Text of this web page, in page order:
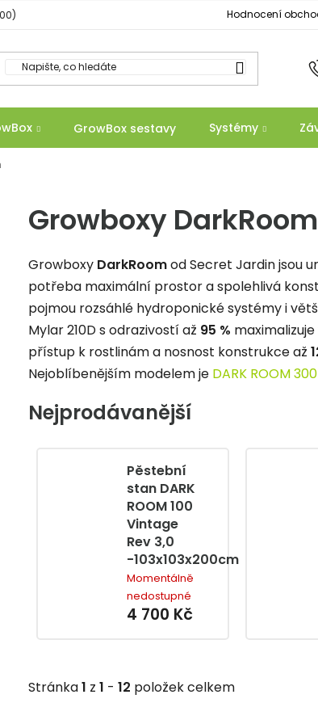
Hodnocení
GrowBox sestavy Systémy
Growboxy DarkRoom
Growboxy DarkRoomod Secret Jardin jsou
potřeba maximální prostor a spolehlivá
pojmou rozsáhlé hydroponické systémy i
Mylar 210D s odrazivostí až 95 %
přístup k rostlinám a nosnost konstrukce až
Nejoblíbenějším modelem je DARK ROOM
Nejprodávanější
Pěstební
stan DARK
ROOM 100
Vintage
Rev 3,0
-103x103x200cm
Momentálně
nedostupné
4 700 Kč
Stránka1 z 1 - 12 položek celkem